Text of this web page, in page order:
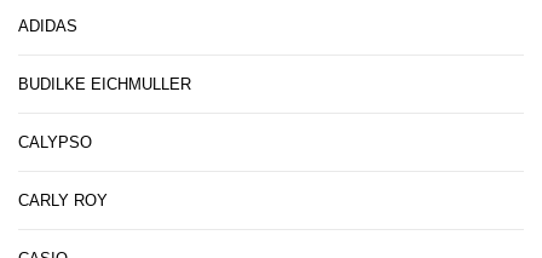
ADIDAS
BUDILKE EICHMULLER
CALYPSO
CARLY ROY